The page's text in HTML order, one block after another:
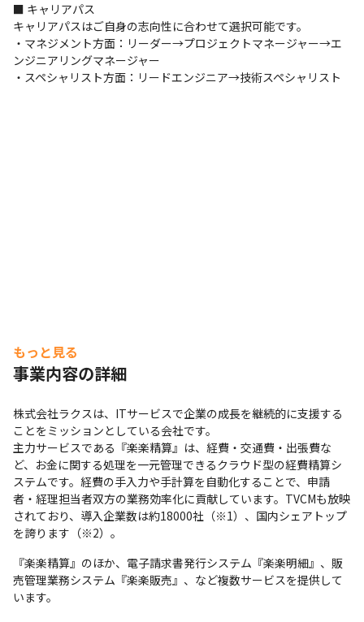
■ キャリアパス
キャリアパスはご自身の志向性に合わせて選択可能です。
・マネジメント方面：リーダー→プロジェクトマネージャー→エ
ンジニアリングマネージャー
・スペシャリスト方面：リードエンジニア→技術スペシャリスト
もっと見る
事業内容の詳細
株式会社ラクスは、ITサービスで企業の成長を継続的に支援する
ことをミッションとしている会社です。
主力サービスである『楽楽精算』は、経費・交通費・出張費な
ど、お金に関する処理を一元管理できるクラウド型の経費精算シ
ステムです。経費の手入力や手計算を自動化することで、申請
者・経理担当者双方の業務効率化に貢献しています。TVCMも放映
されており、導入企業数は約18000社（※1）、国内シェアトップ
を誇ります（※2）。
『楽楽精算』のほか、電子請求書発行システム『楽楽明細』、販
売管理業務システム『楽楽販売』、など複数サービスを提供して
います。